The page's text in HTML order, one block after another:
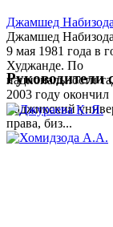
Джамшед Набизода
Джамшед
9 мая 1981 года в
Худжанде. По
национальности
2003 году окончил
Таджикский
права, биз...
Руководители